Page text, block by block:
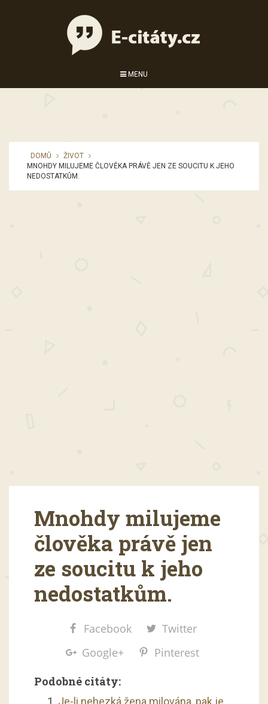
MENU
DOMŮ
ŽIVOT
MNOHDY MILUJEME ČLOVĚKA PRÁVĚ JEN ZE SOUCITU K JEHO
NEDOSTATKŮM.
Mnohdy milujeme
člověka právě jen
ze soucitu k jeho
nedostatkům.
Facebook
Twitter
Google+
Pinterest
Podobné citáty:
Je-li nehezká žena milována, pak je